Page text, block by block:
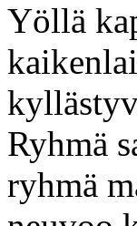
Yöllä
Ryhmä
ryhmä